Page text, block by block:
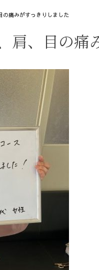
の痛みがすっきりしました
肩、目の痛